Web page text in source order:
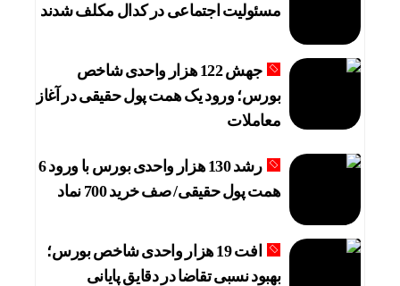
رشد 130 هزار واحدی بورس با ورود 6 همت پول حقیقی/ صف خرید 700 نماد
طلای آب‌شده، سکه یا طلای دست دوم؛ کدام یک
بازار خودرو برای خودروهای 5-10 میلیاردی آماده نیست!
آیا اپراتورها بی‌صدا اینترنت را گران کرده‌اند؟ / ماجرای
چرا صندوق‌های املاک از رشد بازار مسکن عقب
مسئولیت اجتماعی در کدال مکلف شدند
جهش 122 هزار واحدی شاخص
بورس؛ ورود یک همت پول حقیقی در آغاز
معاملات
رشد 130 هزار واحدی بورس با ورود 6
همت پول حقیقی/ صف خرید 700 نماد
افت 19 هزار واحدی شاخص بورس؛
بهبود نسبی تقاضا در دقایق پایانی